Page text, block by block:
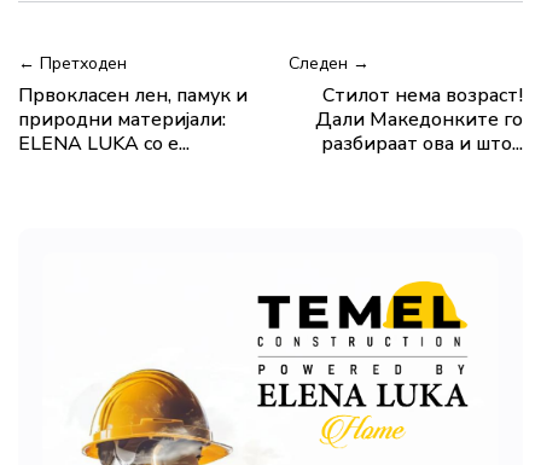
← Претходен
Првокласен лен, памук и
природни материјали:
ELENA LUKA со е...
Следен →
Стилот нема возраст!
Дали Македонките го
разбираат ова и што...